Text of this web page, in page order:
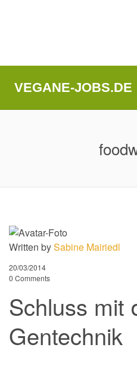
VEGANE-JOBS.DE
Written bySabine Mairiedl
20/03/2014
0 Comments
Schluss mit
Gentechnik